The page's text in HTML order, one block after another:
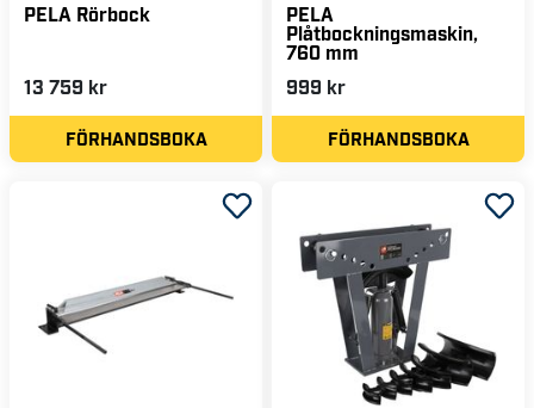
PELA Rörbock
13 759 kr
FÖRHANDSBOKA
PELA
Plåtbockningsmaskin,
760 mm
999 kr
FÖRHANDSBOKA